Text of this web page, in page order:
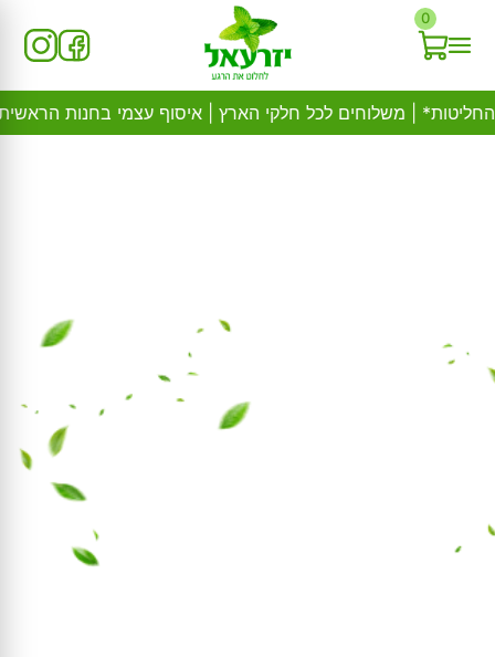
content
0